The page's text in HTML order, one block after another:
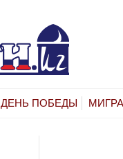
ДЕНЬ ПОБЕДЫ